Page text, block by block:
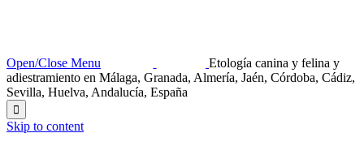
Open/Close Menu
Etología canina y felina y
adiestramiento en Málaga, Granada, Almería, Jaén, Córdoba, Cádiz,
Sevilla, Huelva, Andalucía, España

Skip to content